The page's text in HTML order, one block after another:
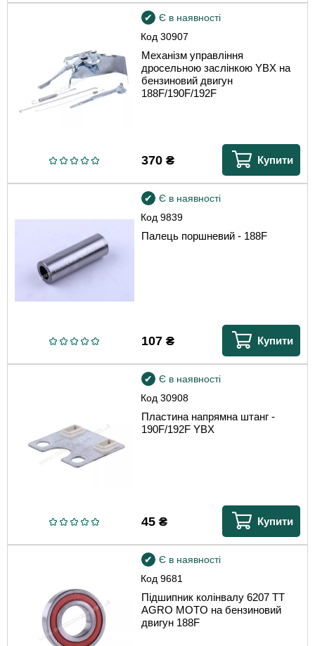
Код30907
Є в наявності
Механізм управління
дросельною заслінкою YBX на
бензиновий двигун
188F/190F/192F
370₴ Купити
Код9839
Є в наявності
Палець поршневий - 188F
107₴ Купити
Код30908
Є в наявності
Пластина напрямна штанг -
190F/192F YBX
45₴ Купити
Код9681
Є в наявності
Підшипник колінвалу 6207 TT
AGRO MOTO на бензиновий
двигун 188F